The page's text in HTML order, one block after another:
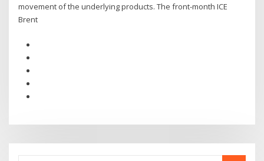
movement of the underlying products. The front-month ICE
Brent